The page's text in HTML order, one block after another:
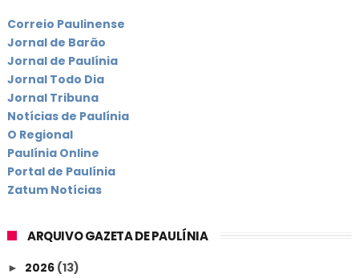
Correio Paulinense
Jornal de Barão
Jornal de Paulínia
Jornal Todo Dia
Jornal Tribuna
Notícias de Paulínia
O Regional
Paulínia Online
Portal de Paulínia
Zatum Notícias
ARQUIVO GAZETA DE PAULÍNIA
► 2026 (13)